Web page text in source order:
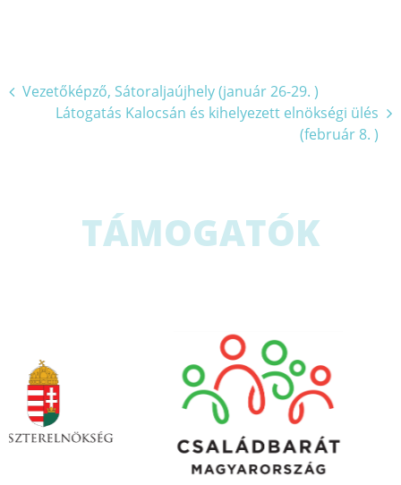
Bejegyzés
navigáció
Vezetőképző, Sátoraljaújhely (január 26-29. )
Látogatás Kalocsán és kihelyezett elnökségi ülés
(február 8. )
TÁMOGATÓK